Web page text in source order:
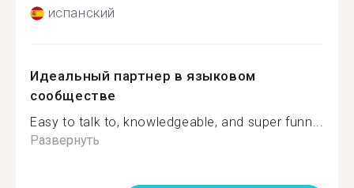
испанский
Идеальный партнер в языковом
сообществе
Easy to talk to, knowledgeable, and super funn...
Развернуть